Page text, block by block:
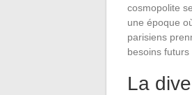
cosmopolite
une époque
parisiens
besoins futurs
La